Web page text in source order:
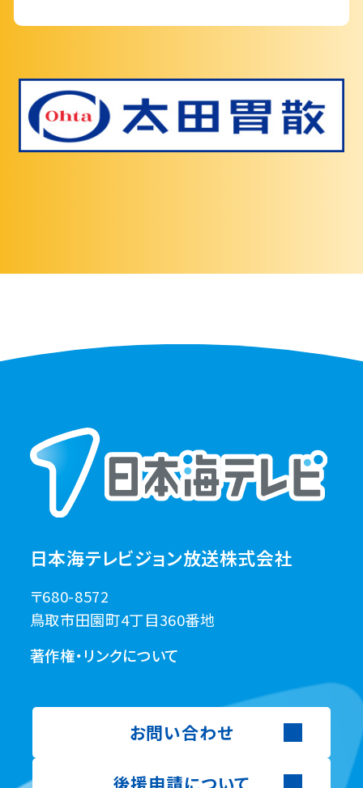
日本海テレビジョン放送株式会社
〒680-8572
鳥取市田園町4丁目360番地
著作権・リンクについて
お問い合わせ